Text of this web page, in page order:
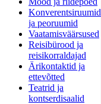
Konverentsiruumid
ja peoruumid
Vaatamisväärsused
Reisibürood ja
reisikorraldajad
Ärikontaktid ja
ettevõtted
Teatrid ja
kontserdisaalid